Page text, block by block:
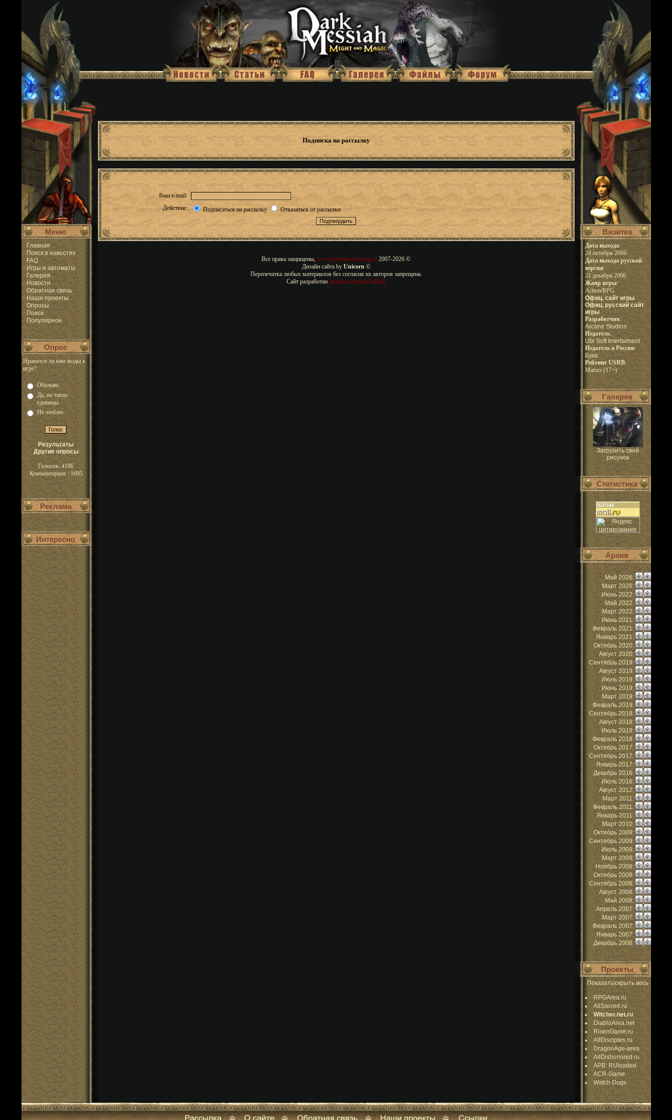
Меню
· Главная
· Поиск в новостях
· FAQ
· Игры и автоматы
· Галерея
· Новости
· Обратная связь
· Наши проекты
· Опросы
· Поиск
· Популярное
Опрос
Нравятся ли вам моды к
игре?
Обожаю.
Да, но таких
единицы
Не люблю
Результаты
Другие опросы
Голосов: 4196
Комментариев : 1695
Реклама
Интересно
Подписка на рассылку
Ваш e-mail:
Действие:
Подписаться на рассылку Отказаться от рассылки
Все права защищены, www.darkmessiah.org.ru 2007-2026 ©
Дизайн сайта by Unicorn©
Перепечатка любых материалов без согласия их авторов запрещена.
Сайт разработан дизайн-студией FaDaR
Визитка
Дата выхода:
24 октября 2006
Дата выхода русской
версии:
21 декабря 2006
Жанр игры:
Action/RPG
Офиц. сайт игры
Офиц. русский сайт
игры
Pазработчик:
Arcane Studios
Издатель:
Ubi Soft Intertaiment
Издатель в России:
Бука
Рейтинг USRB:
Mature (17+)
Галерея
Загрузить свой
рисунок
Статистика
Архив
Май 2026:
|
Март 2026:
|
Июнь 2022:
|
Май 2022:
|
Март 2022:
|
Июнь 2021:
|
Февраль 2021:
|
Январь 2021:
|
Октябрь 2020:
|
Август 2020:
|
Сентябрь 2019:
|
Август 2019:
|
Июль 2019:
|
Июнь 2019:
|
Март 2019:
|
Февраль 2019:
|
Сентябрь 2018:
|
Август 2018:
|
Июль 2018:
|
Февраль 2018:
|
Октябрь 2017:
|
Сентябрь 2017:
|
Январь 2017:
|
Декабрь 2016:
|
Июль 2016:
|
Август 2012:
|
Март 2011:
|
Февраль 2011:
|
Январь 2011:
|
Март 2010:
|
Октябрь 2009:
|
Сентябрь 2009:
|
Июль 2009:
|
Март 2009:
|
Ноябрь 2008:
|
Октябрь 2008:
|
Сентябрь 2008:
|
Август 2008:
|
Май 2008:
|
Апрель 2007:
|
Март 2007:
|
Февраль 2007:
|
Январь 2007:
|
Декабрь 2006:
|
Проекты
Показать\скрыть весь
RPGArea.ru
AllSacred.ru
Witcher.net.ru
DiabloArea.net
RisenGame.ru
AllDisciples.ru
DragonAge-area
AllDishonored.ru
APB: RUloaded
ACR-Game
Watch Dogs